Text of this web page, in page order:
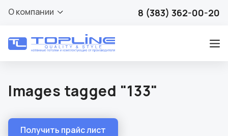
О компании 8 (383) 362-00-20
Images tagged "133"
Получить прайс лист